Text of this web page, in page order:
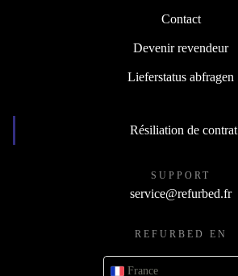
Contact
Devenir revendeur
Lieferstatus abfragen
Résiliation de contrat
SUPPORT
service@refurbed.fr
REFURBED EN
France